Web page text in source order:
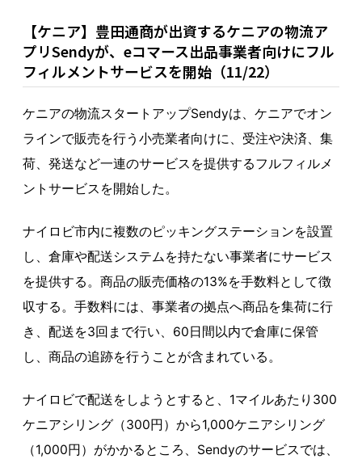
【ケニア】豊田通商が出資するケニアの物流ア
プリSendyが、eコマース出品事業者向けにフル
フィルメントサービスを開始（11/22）
ケニアの物流スタートアップSendyは、ケニアでオン
ラインで販売を行う小売業者向けに、受注や決済、集
荷、発送など一連のサービスを提供するフルフィルメ
ントサービスを開始した。
ナイロビ市内に複数のピッキングステーションを設置
し、倉庫や配送システムを持たない事業者にサービス
を提供する。商品の販売価格の13%を手数料として徴
収する。手数料には、事業者の拠点へ商品を集荷に行
き、配送を3回まで行い、60日間以内で倉庫に保管
し、商品の追跡を行うことが含まれている。
ナイロビで配送をしようとすると、1マイルあたり300
ケニアシリング（300円）から1,000ケニアシリング
（1,000円）がかかるところ、Sendyのサービスでは、